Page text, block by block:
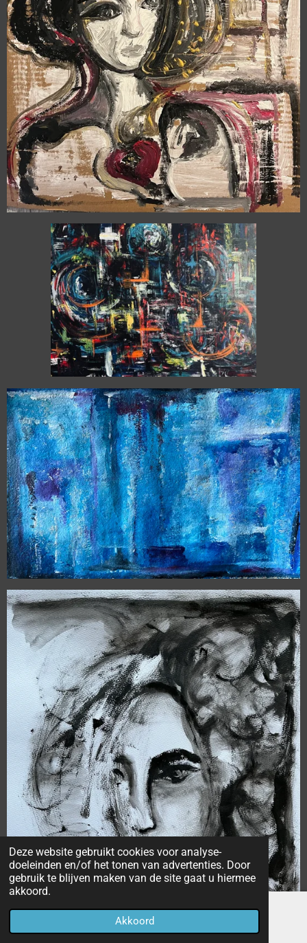
Deze website gebruikt cookies voor analyse-
doeleinden en/of het tonen van advertenties. Door
gebruik te blijven maken van de site gaat u hiermee
akkoord.
Akkoord